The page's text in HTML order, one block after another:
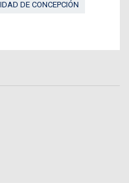
DE CONCEPCIÓN